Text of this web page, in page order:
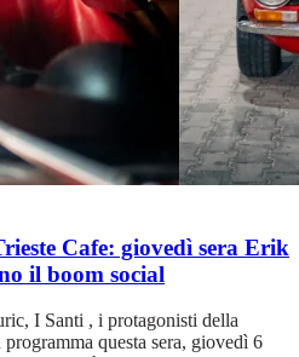
Cafe: giovedì sera Erik
il boom social
I Santi , i protagonisti della
questa sera, giovedì 6